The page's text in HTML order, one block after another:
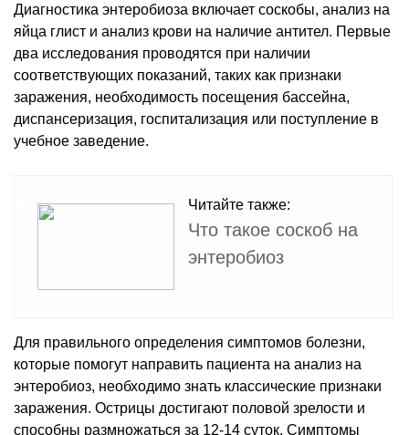
Диагностика энтеробиоза включает соскобы, анализ на
яйца глист и анализ крови на наличие антител. Первые
два исследования проводятся при наличии
соответствующих показаний, таких как признаки
заражения, необходимость посещения бассейна,
диспансеризация, госпитализация или поступление в
учебное заведение.
Читайте также:
Что такое соскоб на
энтеробиоз
Для правильного определения симптомов болезни,
которые помогут направить пациента на анализ на
энтеробиоз, необходимо знать классические признаки
заражения. Острицы достигают половой зрелости и
способны размножаться за 12-14 суток. Симптомы